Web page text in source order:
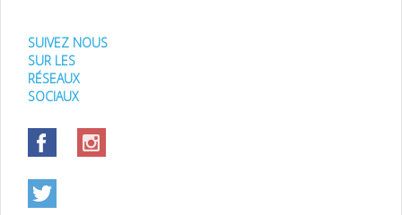
SUIVEZ NOUS
SUR LES
RÉSEAUX
SOCIAUX